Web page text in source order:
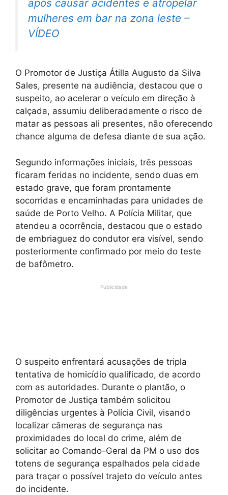
após causar acidentes e atropelar
mulheres em bar na zona leste –
VÍDEO
O Promotor de Justiça Átilla Augusto da Silva
Sales, presente na audiência, destacou que o
suspeito, ao acelerar o veículo em direção à
calçada, assumiu deliberadamente o risco de
matar as pessoas ali presentes, não oferecendo
chance alguma de defesa diante de sua ação.
Segundo informações iniciais, três pessoas
ficaram feridas no incidente, sendo duas em
estado grave, que foram prontamente
socorridas e encaminhadas para unidades de
saúde de Porto Velho. A Polícia Militar, que
atendeu a ocorrência, destacou que o estado
de embriaguez do condutor era visível, sendo
posteriormente confirmado por meio do teste
de bafômetro.
Publicidade
O suspeito enfrentará acusações de tripla
tentativa de homicídio qualificado, de acordo
com as autoridades. Durante o plantão, o
Promotor de Justiça também solicitou
diligências urgentes à Polícia Civil, visando
localizar câmeras de segurança nas
proximidades do local do crime, além de
solicitar ao Comando-Geral da PM o uso dos
totens de segurança espalhados pela cidade
para traçar o possível trajeto do veículo antes
do incidente.